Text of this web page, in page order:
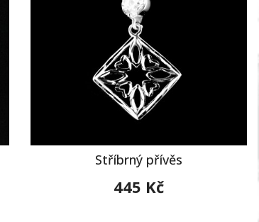
Stříbrný přívěs
445 Kč